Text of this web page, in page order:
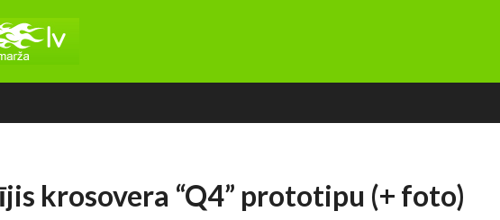
krosovera “Q4” prototipu (+ foto)